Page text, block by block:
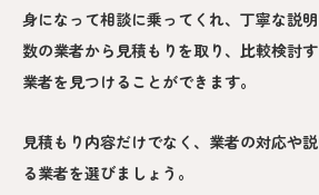
身になって相談に乗ってくれ、丁寧な説
数の業者から見積もりを取り、比較検討
業者を見つけることができます。
見積もり内容だけでなく、業者の対応や
る業者を選びましょう。